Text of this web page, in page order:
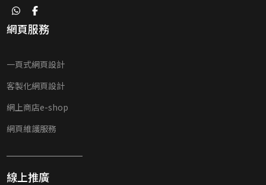
網頁服務
一頁式網頁設計
客製化網頁設計
網上商店e-shop
網頁維護服務
線上推廣